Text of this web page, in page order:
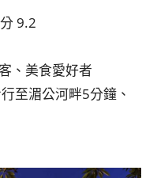
9.2
、美食愛好者
湄公河畔5分鐘、